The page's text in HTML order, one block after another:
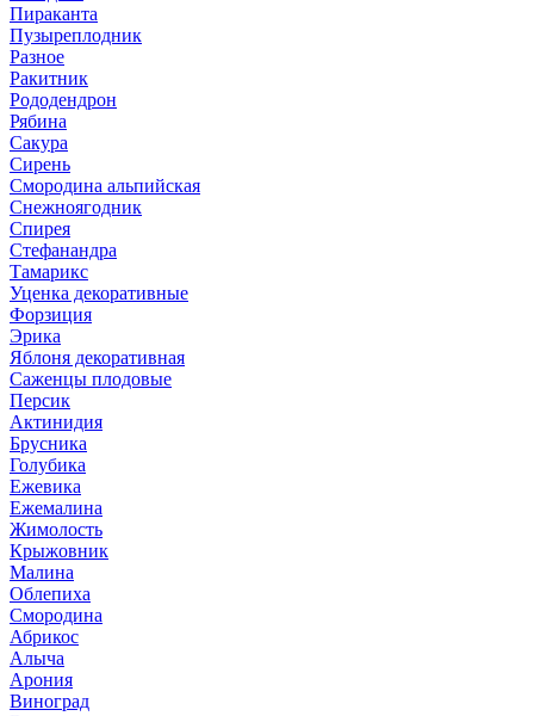
Пираканта
Пузыреплодник
Разное
Ракитник
Рододендрон
Рябина
Сакура
Сирень
Смородина альпийская
Снежноягодник
Спирея
Стефанандра
Тамарикс
Уценка декоративные
Форзиция
Эрика
Яблоня декоративная
Саженцы плодовые
Персик
Актинидия
Брусника
Голубика
Ежевика
Ежемалина
Жимолость
Крыжовник
Малина
Облепиха
Смородина
Абрикос
Алыча
Арония
Виноград